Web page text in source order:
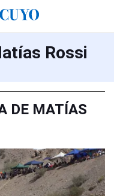
Rossi
DE MATÍAS